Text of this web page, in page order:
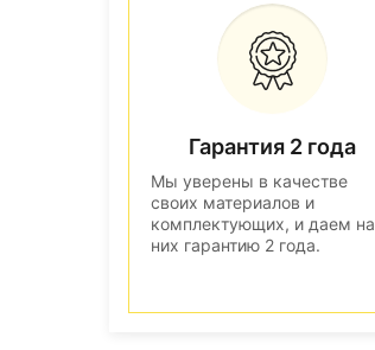
Гарантия 2 года
Мы уверены в качестве
своих материалов и
комплектующих, и даем на
них гарантию 2 года.